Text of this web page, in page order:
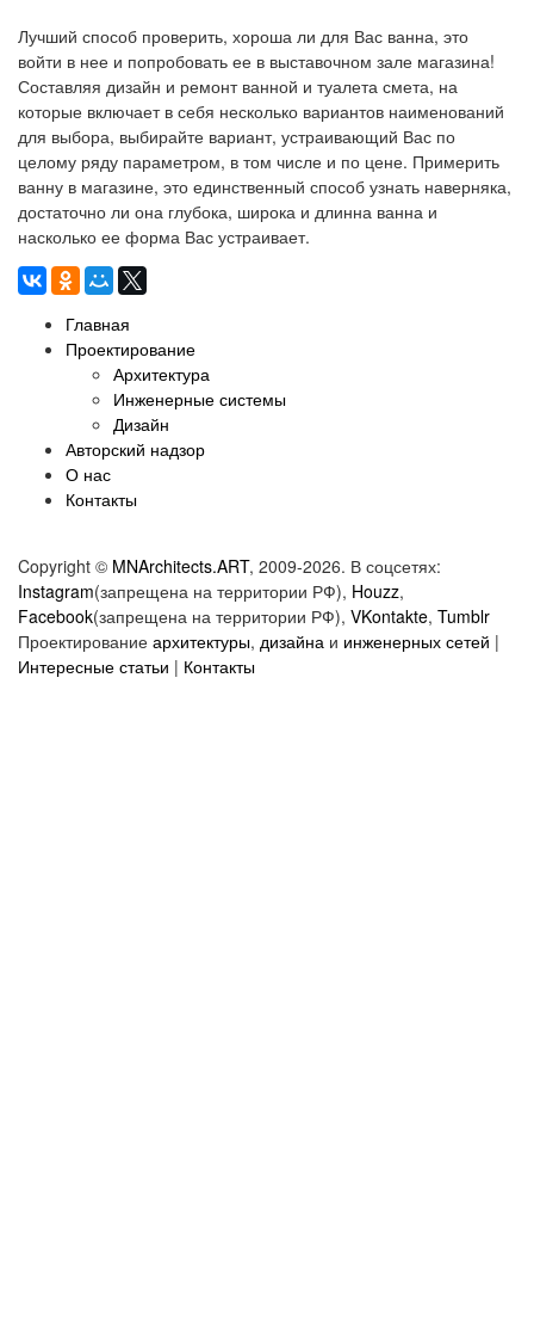
Лучший способ проверить, хороша ли для Вас ванна, это
войти в нее и попробовать ее в выставочном зале магазина!
Составляя дизайн и ремонт ванной и туалета смета, на
которые включает в себя несколько вариантов наименований
для выбора, выбирайте вариант, устраивающий Вас по
целому ряду параметром, в том числе и по цене. Примерить
ванну в магазине, это единственный способ узнать наверняка,
достаточно ли она глубока, широка и длинна ванна и
насколько ее форма Вас устраивает.
Главная
Проектирование
Архитектура
Инженерные системы
Дизайн
Авторский надзор
О нас
Контакты
Copyright © MNArchitects.ART, 2009-2026. В соцсетях:
Instagram(запрещена на территории РФ), Houzz,
Facebook(запрещена на территории РФ), VKontakte, Tumblr
Проектирование архитектуры, дизайна и инженерных сетей |
Интересные статьи | Контакты